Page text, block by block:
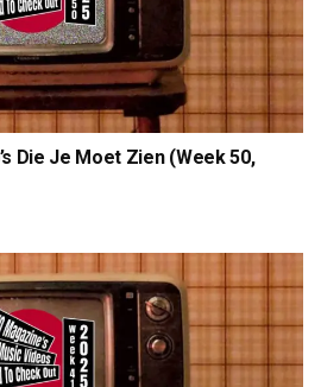
Die Je Moet Zien (Week 50,